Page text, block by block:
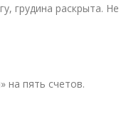
грудина раскрыта. Не
на пять счетов.